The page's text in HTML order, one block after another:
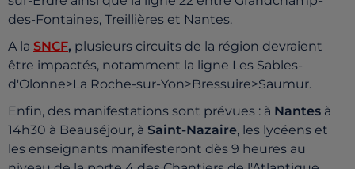
des-Fontaines, Treillières et Nantes.
A la SNCF, plusieurs circuits de la région devraient
être impactés, notamment la ligne Les Sables-
d'Olonne>La Roche-sur-Yon>Bressuire>Saumur.
Enfin, des manifestations sont prévues : à Nantes à
14h30 à Beauséjour, à Saint-Nazaire, les lycéens et
les enseignants manifesteront dès 9 heures au